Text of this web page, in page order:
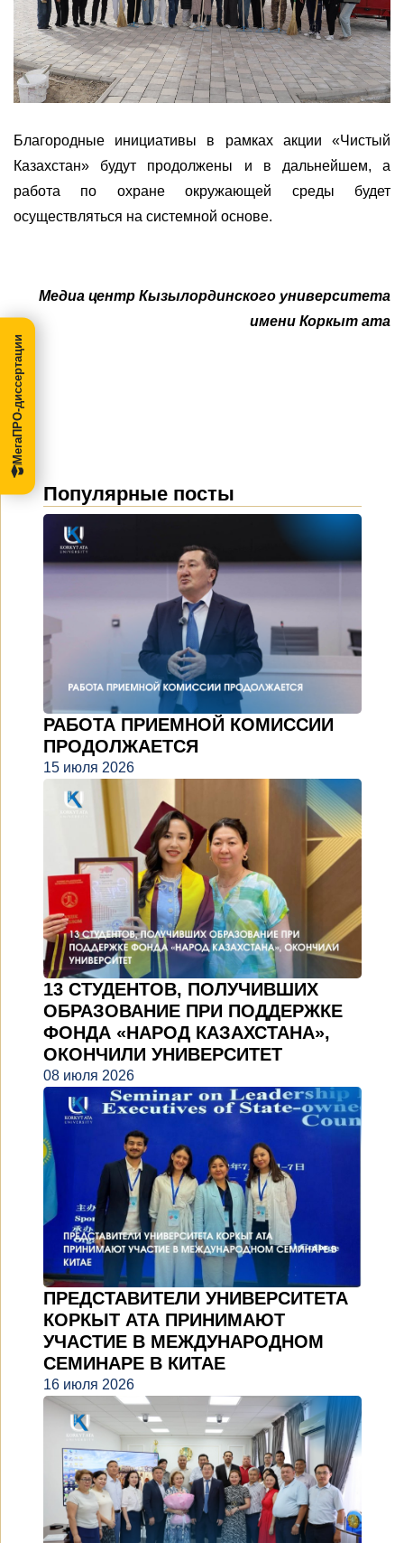
Благородные инициативы в рамках акции «Чистый
Казахстан» будут продолжены и в дальнейшем, а
работа по охране окружающей среды будет
осуществляться на системной основе.
Медиа центр Кызылординского университета
имени Коркыт ата
Популярные посты
РАБОТА ПРИЕМНОЙ КОМИССИИ
ПРОДОЛЖАЕТСЯ
15 июля 2026
13 СТУДЕНТОВ, ПОЛУЧИВШИХ
ОБРАЗОВАНИЕ ПРИ ПОДДЕРЖКЕ
ФОНДА «НАРОД КАЗАХСТАНА»,
ОКОНЧИЛИ УНИВЕРСИТЕТ
08 июля 2026
ПРЕДСТАВИТЕЛИ УНИВЕРСИТЕТА
КОРКЫТ АТА ПРИНИМАЮТ
УЧАСТИЕ В МЕЖДУНАРОДНОМ
СЕМИНАРЕ В КИТАЕ
16 июля 2026
МегаПРО-диссертации